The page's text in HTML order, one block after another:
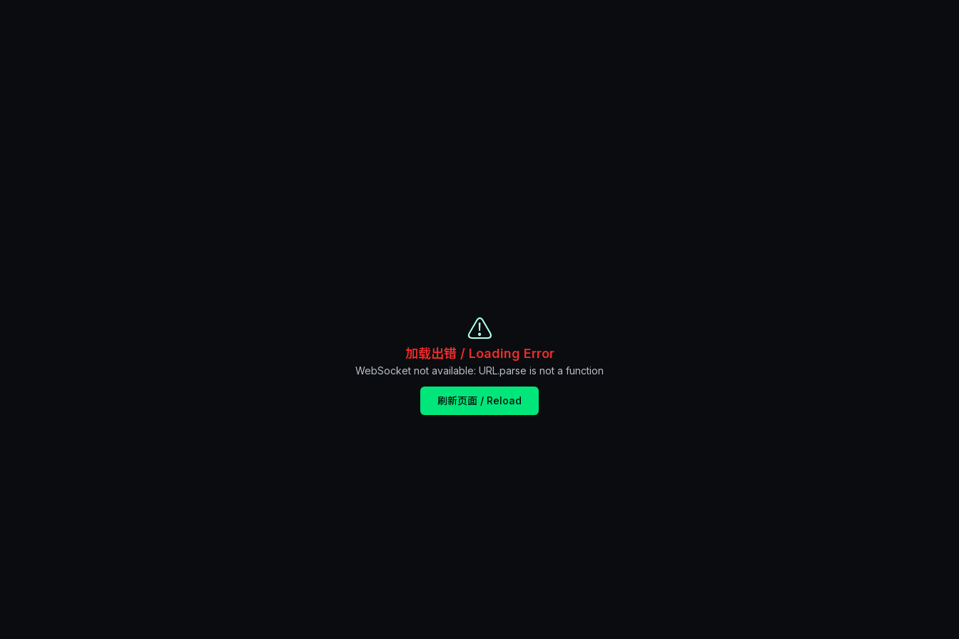
⚠️
加载出错 / Loading Error
WebSocket not available: URL.parse is not a function
刷新页面 / Reload